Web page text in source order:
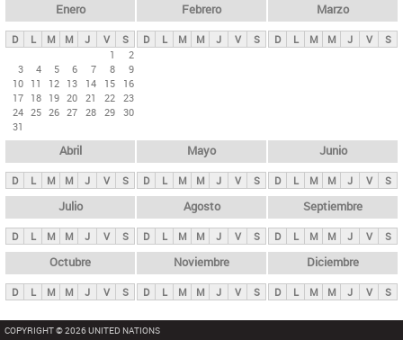
ds
p
n
c
i
p
l
e
s
Enero
D L M M J V
S
1
2
3
4 5 6 7 8
9
10 11 12 13 14 15
16
17 18 19 20 21 22 23
24 25 26 27 28 29 30
31
Febrero
D L M M J V S
Marzo
D L M M J V S
Abril
D L M M J V S
Mayo
D L M M J V S
Junio
D L M M J V S
Julio
D L M M J V S
Agosto
D L M M J V S
Septiembre
D L M M J V S
Octubre
D L M M J V S
Noviembre
D L M M J V S
Diciembre
D L M M J V S
COPYRIGHT © 2026 UNITED NATIONS